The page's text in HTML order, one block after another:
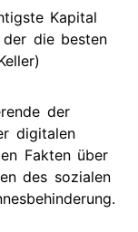
Kapital
die besten
der
digitalen
Fakten über
des sozialen